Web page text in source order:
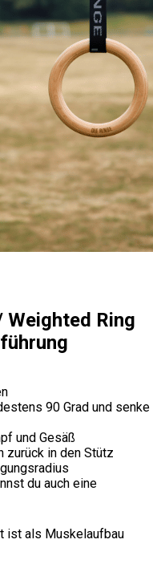
Weighted Ring
90 Grad und senke
und Gesäß
zurück in den Stütz
du auch eine
ist als Muskelaufbau